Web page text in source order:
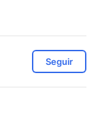
Seguir